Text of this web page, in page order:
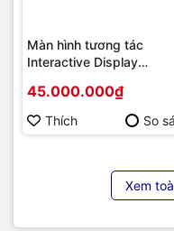
Màn hình tương tác
Interactive Display
86 | Cấu hình cao cấp |
Hàng chính hãng
45.000.000₫
Thích So
Xem